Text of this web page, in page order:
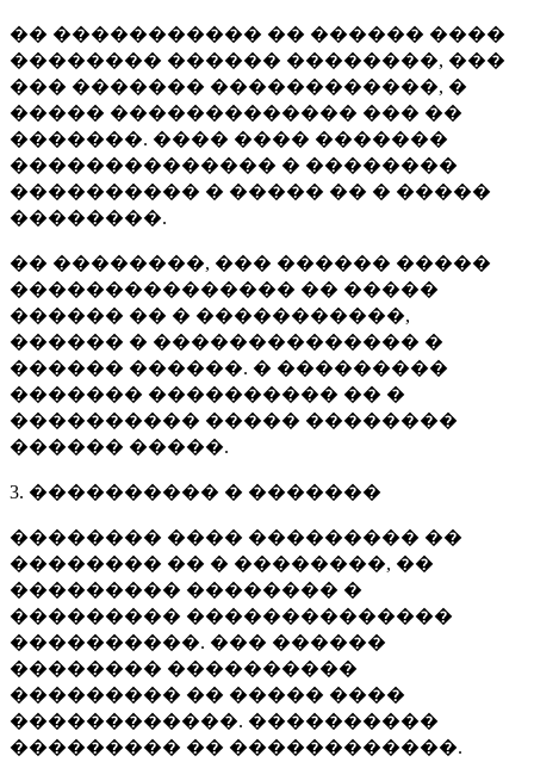
�� ����������� �� ������ ����
�������� ������ ��������, ���
��� ������� ������������, �
����� ������������� ��� ��
�������. ���� ���� �������
�������������� � ��������
���������� � ����� �� � �����
��������.
�� ��������, ��� ������ �����
��������������� �� �����
������ �� � �����������,
������ � �������������� �
������ ������. � ���������
������� ���������� �� �
���������� ����� ��������
������ �����.
3. ���������� � �������
�������� ���� ��������� ��
�������� �� � ��������, ��
��������� �������� �
��������� ��������������
����������. ��� ������
�������� ����������
��������� �� ����� ����
������������. ����������
��������� �� ������������.